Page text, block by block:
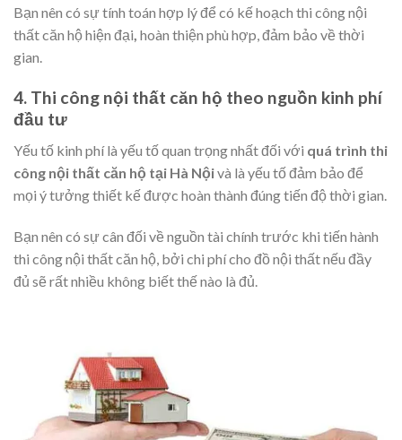
Bạn nên có sự tính toán hợp lý để có kế hoạch thi công nội
thất căn hộ hiện đại, hoàn thiện phù hợp, đảm bảo về thời
gian.
4. Thi công nội thất căn hộ theo nguồn kinh phí
đầu tư
Yếu tố kinh phí là yếu tố quan trọng nhất đối với quá trình thi
công nội thất căn hộ tại Hà Nộivà là yếu tố đảm bảo để
mọi ý tưởng thiết kế được hoàn thành đúng tiến độ thời gian.
Bạn nên có sự cân đối về nguồn tài chính trước khi tiến hành
thi công nội thất căn hộ, bởi chi phí cho đồ nội thất nếu đầy
đủ sẽ rất nhiều không biết thế nào là đủ.